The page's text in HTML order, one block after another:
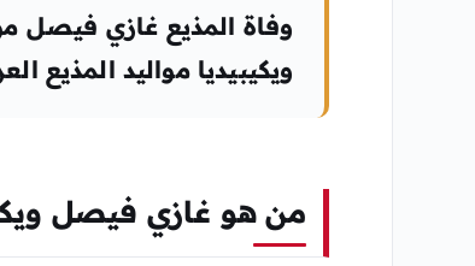
وفاة المذيع غازي فيصل
ويكيبيديا مواليد المذيع
من هو غازي فيصل